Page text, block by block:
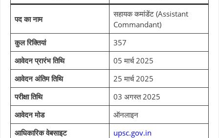
पद का नाम
सहायक कमांडेंट (Assistant
Commandant)
कुल रिक्तियां
357
आवेदन प्रारंभ तिथि
05 मार्च 2025
आवेदन अंतिम तिथि
25 मार्च 2025
परीक्षा तिथि
03 अगस्त 2025
आवेदन मोड
ऑनलाइन
आधिकारिक वेबसाइट
upsc.gov.in